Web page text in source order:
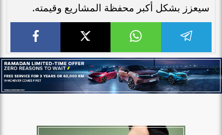
سيعزز بشكل أكبر محفظة المشاريع وقيمته.